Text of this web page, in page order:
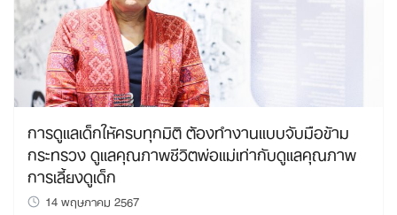
การดูแลเด็กให้ครบทุกมิติ ต้องทำงานแบบจับมือข้าม
กระทรวง ดูแลคุณภาพชีวิตพ่อแม่เท่ากับดูแลคุณภาพ
การเลี้ยงดูเด็ก
14 พฤษภาคม 2567